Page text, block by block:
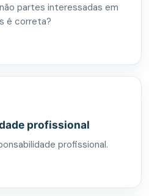
partes interessadas em
é correta?
profissional
profissional.